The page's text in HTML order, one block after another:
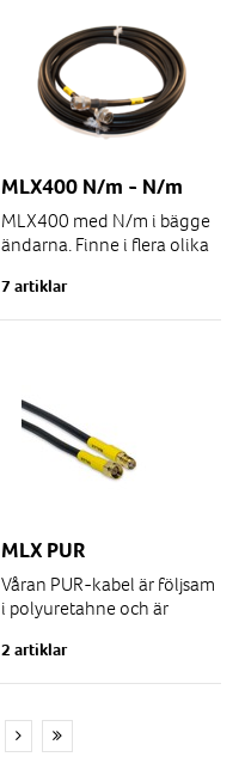
MLX400 N/m - N/m
MLX400 med N/m i bägge
ändarna. Finne i flera olika
Används där förlusten skall
7 artiklar
MLX PUR
Våran PUR-kabel är följsam
i polyuretahne och är
Passar installation i
2 artiklar